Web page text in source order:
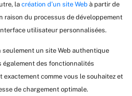
la création d’un site Webà partir de
raison du processus de développement
utilisateur personnalisées.
seulement un site Web authentique
également des fonctionnalités
comme vous le souhaitez et
de chargement optimale.